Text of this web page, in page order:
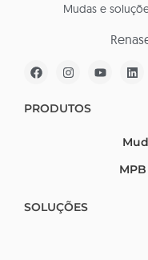
Mudas e
PRODUTOS
SOLUÇÕES